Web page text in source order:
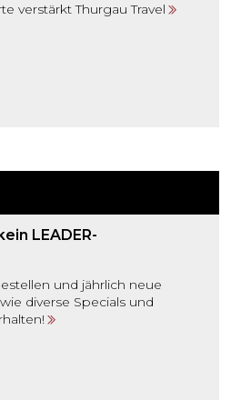
verstärkt Thurgau Travel
LEADER-
und jährlich neue
diverse Specials und